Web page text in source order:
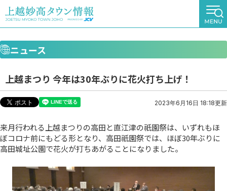
ニュース
上越まつり 今年は30年ぶりに花火打ち上げ！
2023年6月16日 18:18更新
来月行われる上越まつりの高田と直江津の祇園祭は、いずれもほ
ぼコロナ前にもどる形となり、高田祇園祭では、ほぼ30年ぶりに
高田城址公園で花火が打ちあがることになりました。